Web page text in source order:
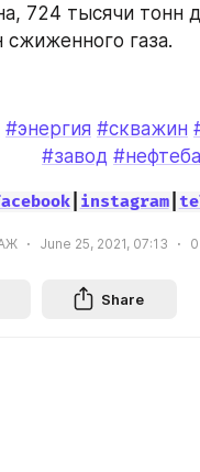
724 тысячи тонн
сжиженного газа.
#энергия #скважин
#завод
| instagram|
June 25, 2021, 07:13 0
Share